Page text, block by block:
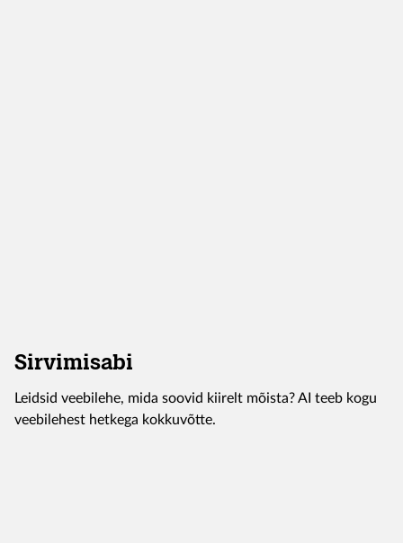
Sirvimisabi
Leidsid veebilehe, mida soovid kiirelt mõista? AI teeb kogu
veebilehest hetkega kokkuvõtte.